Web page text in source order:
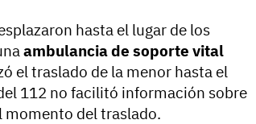
hasta el lugar de los
ambulancia de soporte vital
el traslado de la menor hasta el
112 no facilitó información sobre
momento del traslado.